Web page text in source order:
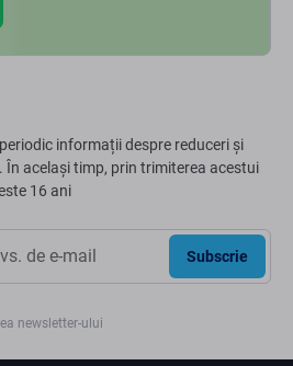
informații despre reduceri și
același timp, prin trimiterea acestui
16 ani
Subscrie
newsletter-ului